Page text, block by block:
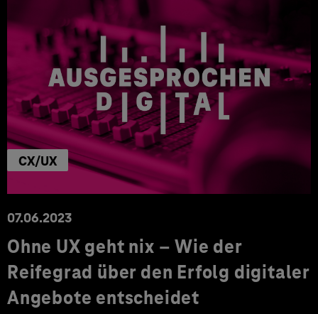
CX/UX
07.06.2023
Ohne UX geht nix – Wie der
Reifegrad über den Erfolg digitaler
Angebote entscheidet